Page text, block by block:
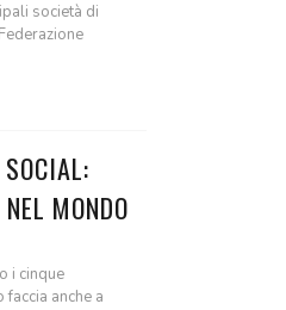
società di
MONDO
i cinque
anche a